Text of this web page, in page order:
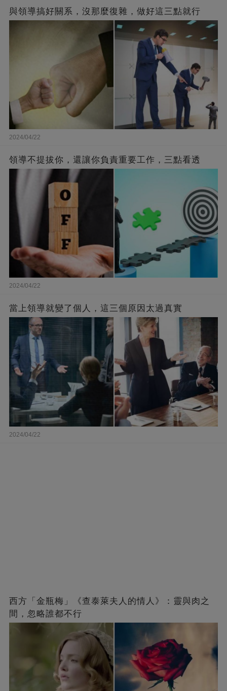
與領導搞好關系，沒那麼復雜，做好這三點就行
2024/04/22
領導不提拔你，還讓你負責重要工作，三點看透
2024/04/22
當上領導就變了個人，這三個原因太過真實
2024/04/22
西方「金瓶梅」《查泰萊夫人的情人》：靈與肉之
間，忽略誰都不行